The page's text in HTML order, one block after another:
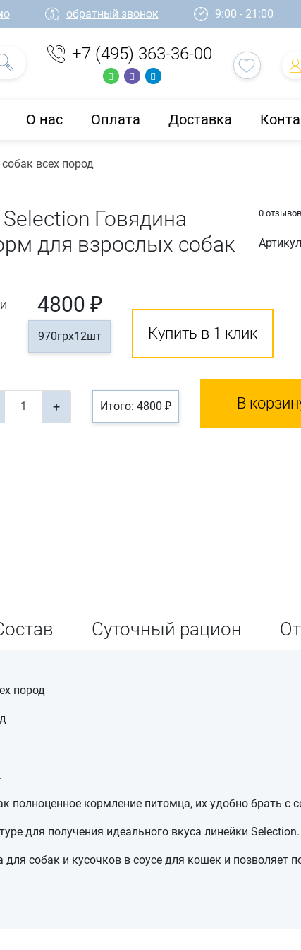
обратный звонок 9:00 - 21:00
+7 (495) 363-36-00
О нас Оплата Доставка
всех пород
Говядина
для взрослых собак
0 отзывов
4800 ₽
970грх12шт Купить в 1 клик
+ Итого: 4800 ₽ В
Суточный рацион
пород
кормление питомца, их удобно брать с
для получения идеального вкуса линейки Selection.
собак и кусочков в соусе для кошек и позволяет